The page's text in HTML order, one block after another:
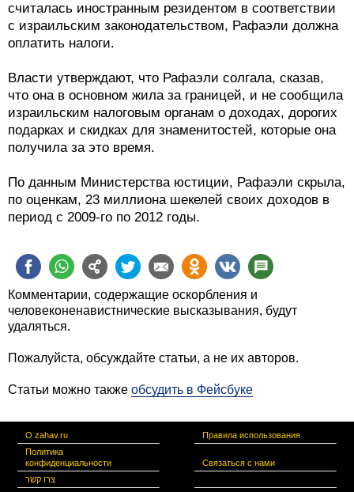
считалась иностранным резидентом в соответствии
с израильским законодательством, Рафаэли должна
оплатить налоги.
Власти утверждают, что Рафаэли солгала, сказав,
что она в основном жила за границей, и не сообщила
израильским налоговым органам о доходах, дорогих
подарках и скидках для знаменитостей, которые она
получила за это время.
По данным Министерства юстиции, Рафаэли скрыла,
по оценкам, 23 миллиона шекелей своих доходов в
период с 2009-го по 2012 годы.
Комментарии, содержащие оскорбления и
человеконенавистнические высказывания, будут
удаляться.
Пожалуйста, обсуждайте статьи, а не их авторов.
Статьи можно также обсудить в Фейсбуке
О zahav.ru
Правила использования
Политика
конфиденциальности
Связаться с нами
צרו קשר